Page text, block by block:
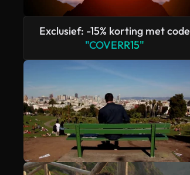
Exclusief: -15% korting met code
"COVERR15"